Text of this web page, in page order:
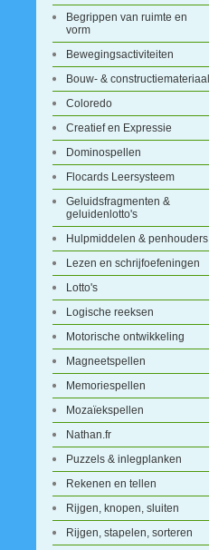
Begrippen van ruimte en
vorm
Bewegingsactiviteiten
Bouw- & constructiemateriaal
Coloredo
Creatief en Expressie
Dominospellen
Flocards Leersysteem
Geluidsfragmenten &
geluidenlotto's
Hulpmiddelen & penhouders
Lezen en schrijfoefeningen
Lotto's
Logische reeksen
Motorische ontwikkeling
Magneetspellen
Memoriespellen
Mozaïekspellen
Nathan.fr
Puzzels & inlegplanken
Rekenen en tellen
Rijgen, knopen, sluiten
Rijgen, stapelen, sorteren